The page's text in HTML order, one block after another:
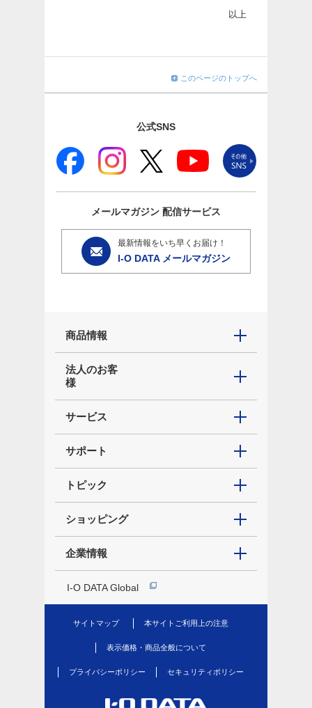
以上
このページのトップへ
公式SNS
メールマガジン 配信サービス
最新情報をいち早くお届け！
I-O DATA メールマガジン
商品情報
法人のお客
様
サービス
サポート
トピック
ショッピング
企業情報
I-O DATA Global
サイトマップ 本サイトご利用上の注意
表示価格・商品全般について
プライバシーポリシー セキュリティポリシー